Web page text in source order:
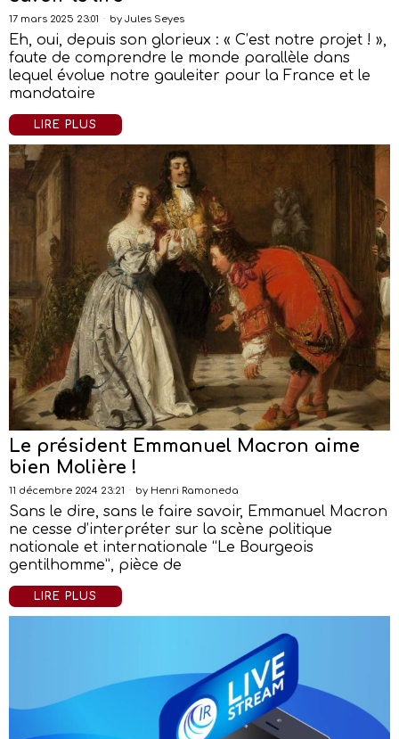
17 mars 2025 23:01 by Jules Seyes
Eh, oui, depuis son glorieux : « C’est notre projet ! »,
faute de comprendre le monde parallèle dans
lequel évolue notre gauleiter pour la France et le
mandataire
LIRE PLUS
Le président Emmanuel Macron aime
bien Molière !
11 décembre 2024 23:21 by Henri Ramoneda
Sans le dire, sans le faire savoir, Emmanuel Macron
ne cesse d’interpréter sur la scène politique
nationale et internationale “Le Bourgeois
gentilhomme”, pièce de
LIRE PLUS